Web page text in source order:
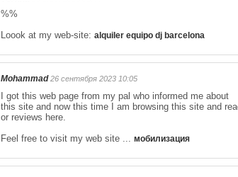
%%
Loook at my web-site: alquiler equipo dj barcelona
Mohammad26 сентября 2023 10:05
I got this web page from my pal who informed me about
this site and now this time I am browsing this site and
or reviews here.
Feel free to visit my web site ... мобилизация